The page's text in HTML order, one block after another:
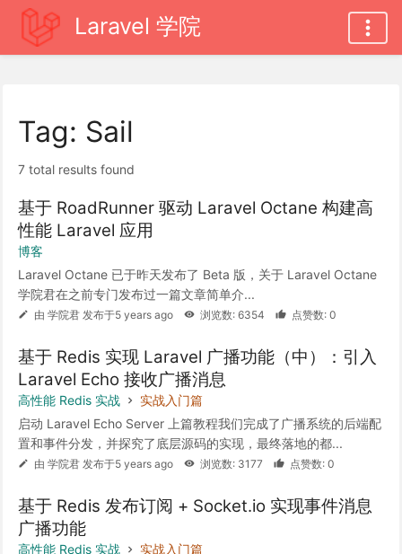
Laravel 学院
Tag: Sail
7 total results found
基于 RoadRunner 驱动 Laravel Octane 构建高
性能 Laravel 应用
博客
Laravel Octane 已于昨天发布了 Beta 版，关于 Laravel Octane
学院君在之前专门发布过一篇文章简单介...
由 学院君 发布于5 years ago 浏览数: 6354 点赞数: 0
基于 Redis 实现 Laravel 广播功能（中）：引入
Laravel Echo 接收广播消息
高性能 Redis 实战
实战入门篇
启动 Laravel Echo Server 上篇教程我们完成了广播系统的后端配
置和事件分发，并探究了底层源码的实现，最终落地的都...
由 学院君 发布于5 years ago 浏览数: 3177 点赞数: 0
基于 Redis 发布订阅 + Socket.io 实现事件消息
广播功能
高性能 Redis 实战
实战入门篇